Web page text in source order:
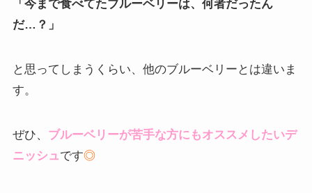
「今まで食べてたブルーベリーは、何者だったん
だ…？」
と思ってしまうくらい、他のブルーベリーとは違いま
す。
ぜひ、 ブルーベリーが苦手な方にもオススメしたいデ
ニッシュです◎